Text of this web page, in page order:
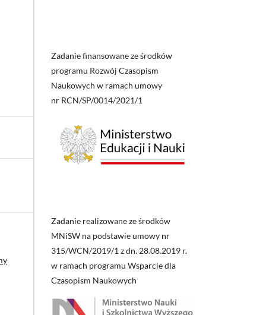
Zadanie finansowane ze środków
programu Rozwój Czasopism
Naukowych w ramach umowy
nr RCN/SP/0014/2021/1
Zadanie realizowane ze środków
MNiSW na podstawie umowy nr
315/WCN/2019/1 z dn. 28.08.2019 r.
w ramach programu Wsparcie dla
Czasopism Naukowych